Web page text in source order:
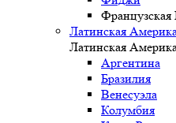
Французская
Латинская
Латинская
Аргентина
Бразилия
Венесуэла
Колумбия